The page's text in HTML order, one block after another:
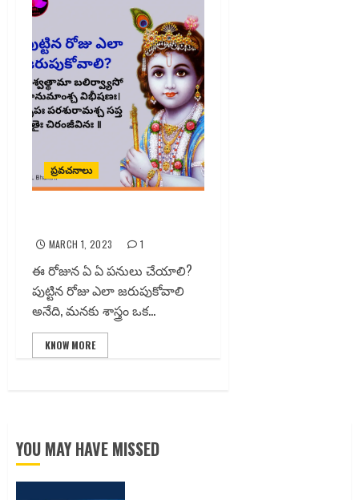
ప్రవచనాలు
MARCH 1, 2023 1
ఈ రోజున ఏ ఏ పనులు చేయాలి?
పుట్టిన రోజు ఎలా జరుపుకోవాలి
అనేది, మనకు శాస్త్రం ఒక...
KNOW MORE
YOU MAY HAVE MISSED